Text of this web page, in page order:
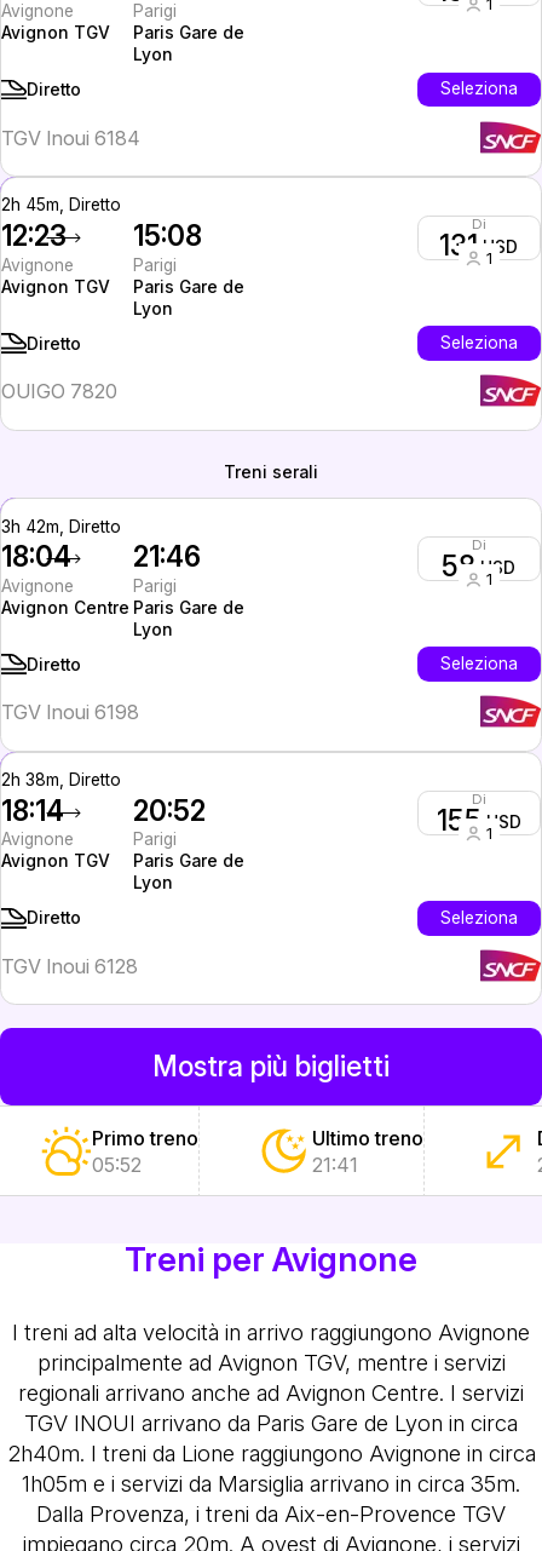
Avignone
Avignon TGV
Parigi
Paris Gare de
Lyon
1
Diretto Seleziona
TGV Inoui 6184
2h 45m, Diretto
12:23
Avignone
Avignon TGV
15:08
Parigi
Paris Gare de
Lyon
Di
131 USD
1
Diretto Seleziona
OUIGO 7820
Treni serali
3h 42m, Diretto
18:04
Avignone
Avignon Centre
21:46
Parigi
Paris Gare de
Lyon
Di
58 USD
1
Diretto Seleziona
TGV Inoui 6198
2h 38m, Diretto
18:14
Avignone
Avignon TGV
20:52
Parigi
Paris Gare de
Lyon
Di
155 USD
1
Diretto Seleziona
TGV Inoui 6128
Mostra più biglietti
Primo treno
05:52
Ultimo treno
21:41
Treni per Avignone
I treni ad alta velocità in arrivo raggiungono Avignone
principalmente ad Avignon TGV, mentre i servizi
regionali arrivano anche ad Avignon Centre. I servizi
TGV INOUI arrivano da Paris Gare de Lyon in circa
2h40m. I treni da Lione raggiungono Avignone in circa
1h05m e i servizi da Marsiglia arrivano in circa 35m.
Dalla Provenza, i treni da Aix-en-Provence TGV
impiegano circa 20m. A ovest di Avignone, i servizi